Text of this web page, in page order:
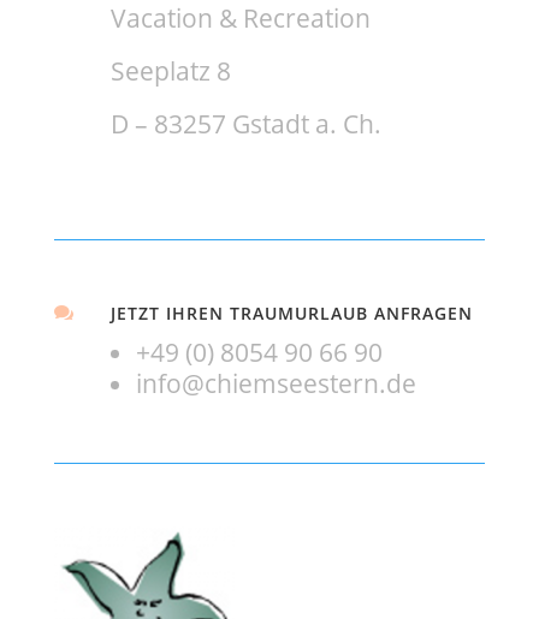
Vacation & Recreation
Seeplatz 8
D – 83257 Gstadt a. Ch.
 JETZT IHREN TRAUMURLAUB ANFRAGEN
+49 (0) 8054 90 66 90
info@chiemseestern.de